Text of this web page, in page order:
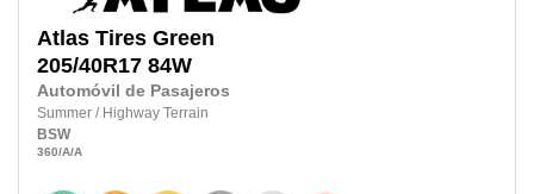
Atlas Tires Green
205/40R17 84W
Automóvil de Pasajeros
Summer / Highway Terrain
BSW
360/A/A